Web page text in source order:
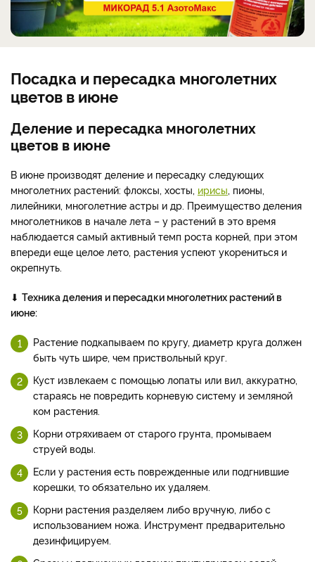
Посадка и пересадка многолетних
цветов в июне
Деление и пересадка многолетних
цветов в июне
В июне производят деление и пересадку следующих
многолетних растений: флоксы, хосты, ирисы, пионы,
лилейники, многолетние астры и др. Преимущество деления
многолетников в начале лета – у растений в это время
наблюдается самый активный темп роста корней, при этом
впереди еще целое лето, растения успеют укорениться и
окрепнуть.
⬇ Техника деления и пересадки многолетних растений в
июне:
Растение подкапываем по кругу, диаметр круга должен
быть чуть шире, чем приствольный круг.
Куст извлекаем с помощью лопаты или вил, аккуратно,
стараясь не повредить корневую систему и земляной
ком растения.
Корни отряхиваем от старого грунта, промываем
струей воды.
Если у растения есть поврежденные или подгнившие
корешки, то обязательно их удаляем.
Корни растения разделяем либо вручную, либо с
использованием ножа. Инструмент предварительно
дезинфицируем.